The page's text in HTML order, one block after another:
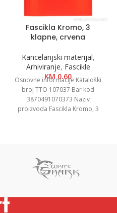
Fascikla Kromo, 3
klapne, crvena
Kancelarijski materijal,
Arhiviranje, Fascikle
KM0.60
Osnovne informacije Kataloški
broj TTO 107037 Bar kod
3870491070373 Naziv
proizvoda Fascikla Kromo, 3